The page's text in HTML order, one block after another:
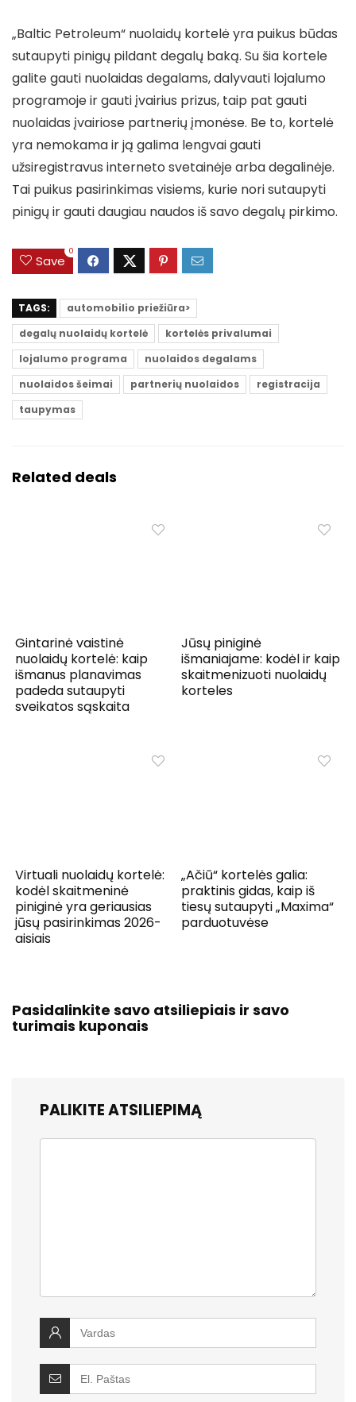
„Baltic Petroleum“ nuolaidų kortelė yra puikus būdas
sutaupyti pinigų pildant degalų baką. Su šia kortele
galite gauti nuolaidas degalams, dalyvauti lojalumo
programoje ir gauti įvairius prizus, taip pat gauti
nuolaidas įvairiose partnerių įmonėse. Be to, kortelė
yra nemokama ir ją galima lengvai gauti
užsiregistravus interneto svetainėje arba degalinėje.
Tai puikus pasirinkimas visiems, kurie nori sutaupyti
pinigų ir gauti daugiau naudos iš savo degalų pirkimo.
Save
0
TAGS:
automobilio priežiūra>
degalų nuolaidų kortelė
kortelės privalumai
lojalumo programa
nuolaidos degalams
nuolaidos šeimai
partnerių nuolaidos
registracija
taupymas
Related deals
Gintarinė vaistinė
nuolaidų kortelė: kaip
išmanus planavimas
padeda sutaupyti
sveikatos sąskaita
Jūsų piniginė
išmaniajame: kodėl ir kaip
skaitmenizuoti nuolaidų
korteles
Virtuali nuolaidų kortelė:
kodėl skaitmeninė
piniginė yra geriausias
jūsų pasirinkimas 2026-
aisiais
„Ačiū“ kortelės galia:
praktinis gidas, kaip iš
tiesų sutaupyti „Maxima“
parduotuvėse
Pasidalinkite savo atsiliepiais ir savo
turimais kuponais
PALIKITE ATSILIEPIMĄ